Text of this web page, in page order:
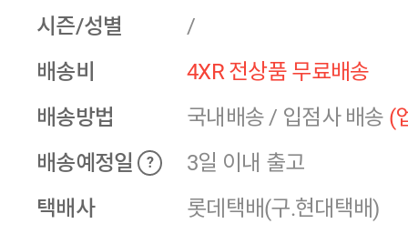
시즌/성별
/
배송비
4XR 전상품 무료배송
배송방법
국내배송 / 입점사 배송 (
배송예정일
?
3일 이내 출고
택배사
롯데택배(구.현대택배)